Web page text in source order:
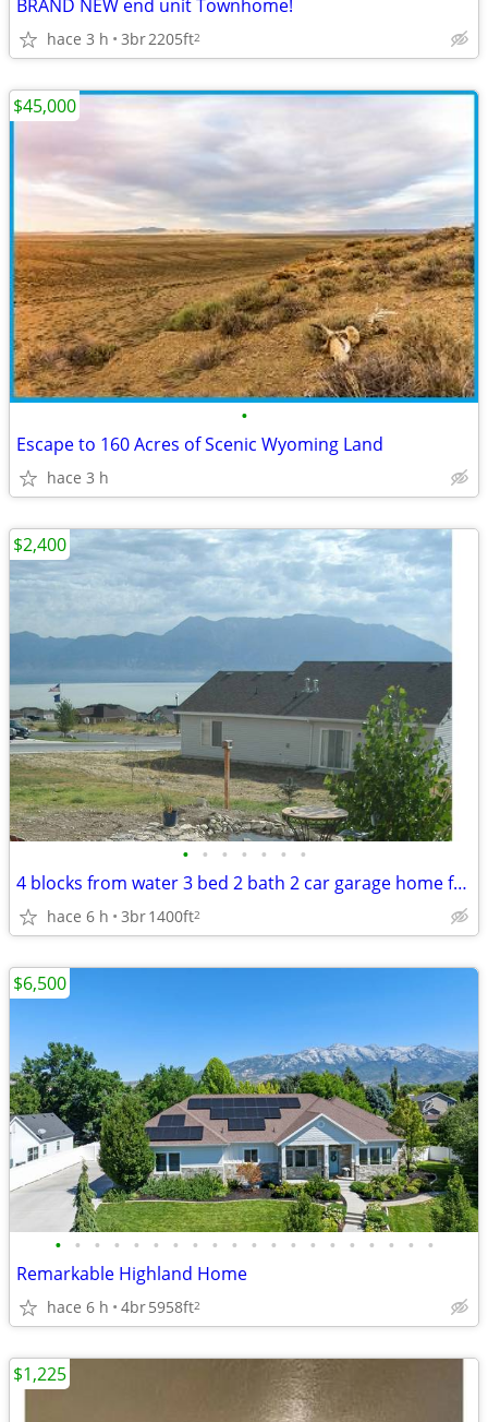
BRAND NEW end unit Townhome!
hace 3 h 3br2205ft2
•
Escape to 160 Acres of Scenic Wyoming Land
hace 3 h
$45,000
• • • • • • •
4 blocks from water 3 bed 2 bath 2 car garage home for rent or buy
hace 6 h 3br1400ft2
$2,400
• • • • • • • • • • • • • • • • • • • •
Remarkable Highland Home
hace 6 h 4br5958ft2
$6,500
$1,225